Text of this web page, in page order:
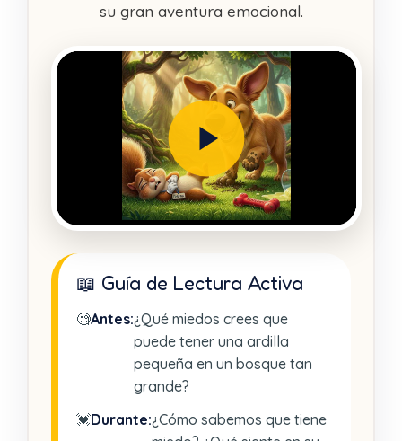
su gran aventura emocional.
📖 Guía de Lectura Activa
🧐Antes:¿Qué miedos crees que
puede tener una ardilla
pequeña en un bosque tan
grande?
💓Durante:¿Cómo sabemos que tiene